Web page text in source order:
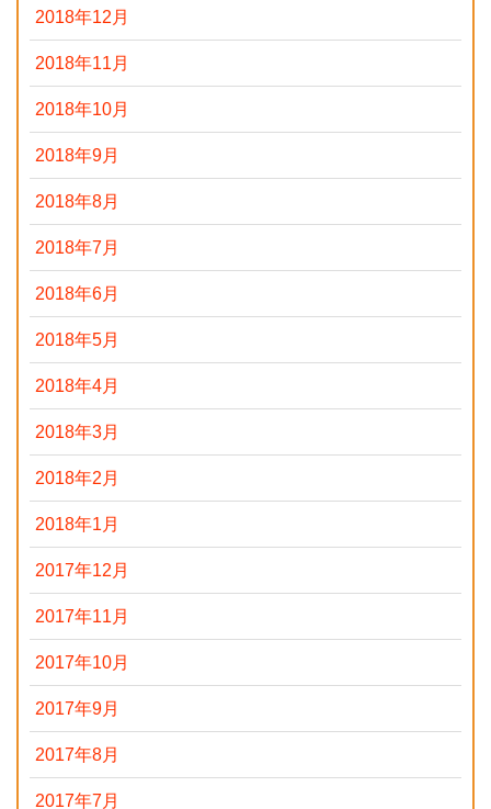
2018年12月
2018年11月
2018年10月
2018年9月
2018年8月
2018年7月
2018年6月
2018年5月
2018年4月
2018年3月
2018年2月
2018年1月
2017年12月
2017年11月
2017年10月
2017年9月
2017年8月
2017年7月